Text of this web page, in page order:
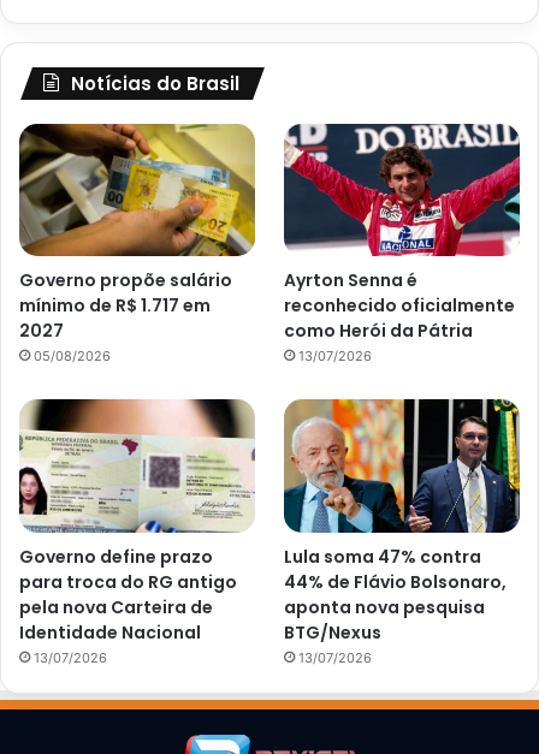
Notícias do Brasil
Governo propõe salário
mínimo de R$ 1.717 em
2027
05/08/2026
Ayrton Senna é
reconhecido oficialmente
como Herói da Pátria
13/07/2026
Governo define prazo
para troca do RG antigo
pela nova Carteira de
Identidade Nacional
13/07/2026
Lula soma 47% contra
44% de Flávio Bolsonaro,
aponta nova pesquisa
BTG/Nexus
13/07/2026